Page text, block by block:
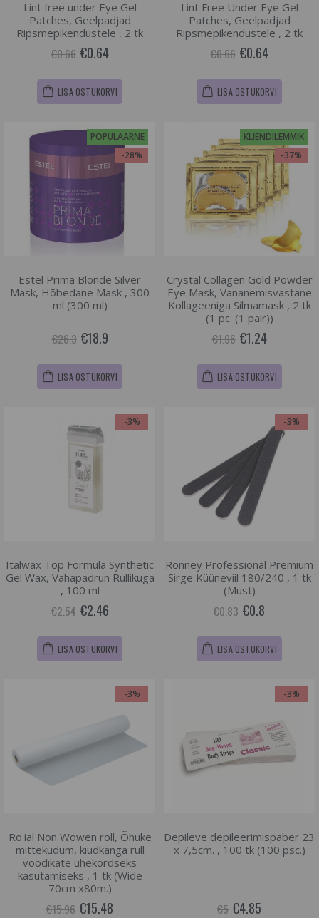
Lint free under Eye Gel
Patches, Geelpadjad
Ripsmepikendustele , 2 tk
€0.66 €0.64
LISA OSTUKORVI
Lint Free Under Eye Gel
Patches, Geelpadjad
Ripsmepikendustele , 2 tk
€0.66 €0.64
LISA OSTUKORVI
POPULAARNE
-28%
Estel Prima Blonde Silver
Mask, Hõbedane Mask , 300
ml (300 ml)
€26.3 €18.9
LISA OSTUKORVI
KLIENDILEMMIK
-37%
Crystal Collagen Gold Powder
Eye Mask, Vananemisvastane
Kollageeniga Silmamask , 2 tk
(1 pc. (1 pair))
€1.96 €1.24
LISA OSTUKORVI
-3%
Italwax Top Formula Synthetic
Gel Wax, Vahapadrun Rullikuga
, 100 ml
€2.54 €2.46
LISA OSTUKORVI
-3%
Ronney Professional Premium
Sirge Küüneviil 180/240 , 1 tk
(Must)
€0.83 €0.8
LISA OSTUKORVI
-3%
Ro.ial Non Wowen roll, Õhuke
mittekudum, kiudkanga rull
voodikate ühekordseks
kasutamiseks , 1 tk (Wide
70cm x80m.)
€15.96 €15.48
-3%
Depileve depileerimispaber 23
x 7,5cm. , 100 tk (100 psc.)
€5 €4.85